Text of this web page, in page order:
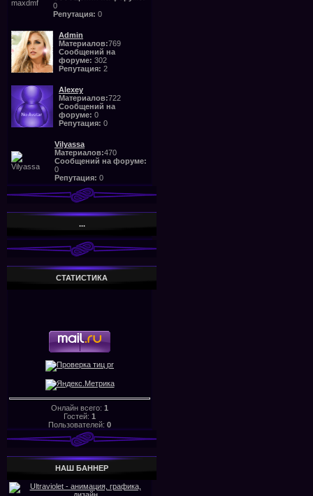
0
Репутация: 0
Admin
Материалов:769
Сообщений на
форуме: 302
Репутация: 2
Alexey
Материалов:722
Сообщений на
форуме: 0
Репутация: 0
Vilyassa
Материалов:470
Сообщений на форуме:
0
Репутация: 0
...
СТАТИСТИКА
Онлайн всего: 1
Гостей: 1
Пользователей: 0
НАШ БАHHЕР